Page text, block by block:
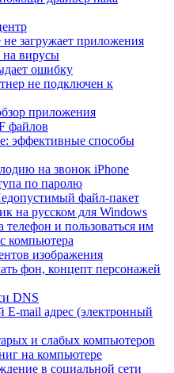
не загружает приложения
на вирусы
ошибку
не подключен к
приложения
файлов
эффективные способы
на звонок iPhone
по паролю
файл-пакет
на русском для Windows
и пользоваться им
компьютера
изображения
фон, концепт персонажей
DNS
E-mail адрес (электронный
и слабых компьютеров
на компьютере
в социальной сети